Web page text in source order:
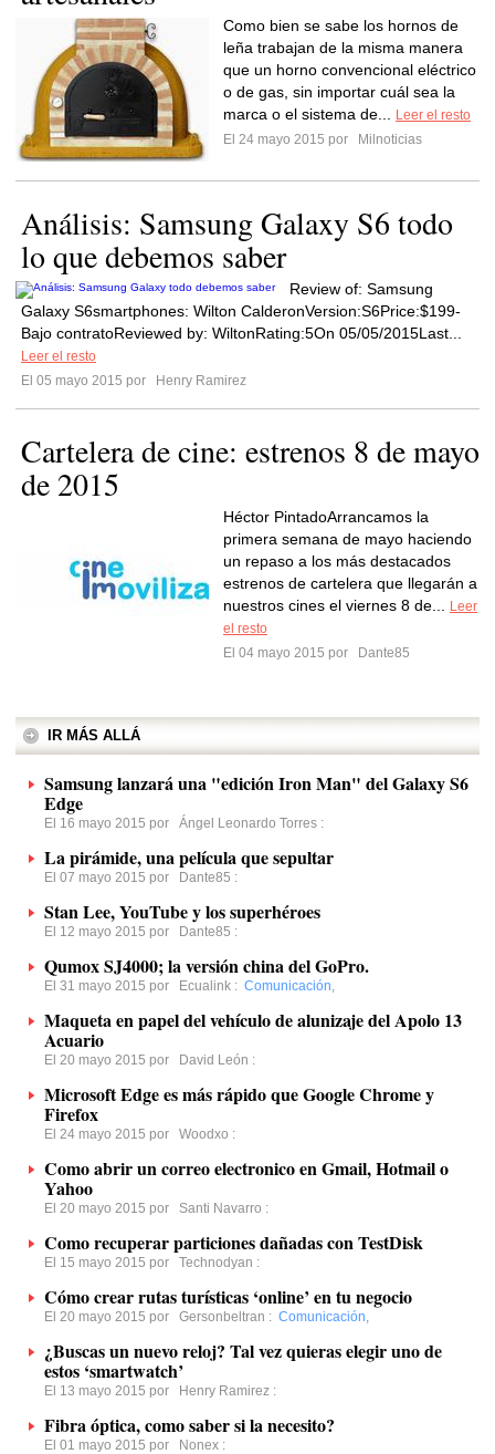
Como bien se sabe los hornos de
leña trabajan de la misma manera
que un horno convencional eléctrico
o de gas, sin importar cuál sea la
marca o el sistema de...
Leer el resto
El 24 mayo 2015 por
Milnoticias
Análisis: Samsung Galaxy S6 todo
lo que debemos saber
Review of: Samsung
Galaxy S6smartphones: Wilton CalderonVersion:S6Price:$199-
Bajo contratoReviewed by: WiltonRating:5On 05/05/2015Last...
Leer el resto
El 05 mayo 2015 por
Henry Ramirez
Cartelera de cine: estrenos 8 de mayo
de 2015
Héctor PintadoArrancamos la
primera semana de mayo haciendo
un repaso a los más destacados
estrenos de cartelera que llegarán a
nuestros cines el viernes 8 de...
Leer
el resto
El 04 mayo 2015 por
Dante85
IR MÁS ALLÁ
Samsung lanzará una "edición Iron Man" del Galaxy S6
Edge
El 16 mayo 2015 por Ángel Leonardo Torres :
La pirámide, una película que sepultar
El 07 mayo 2015 por Dante85 :
Stan Lee, YouTube y los superhéroes
El 12 mayo 2015 por Dante85 :
Qumox SJ4000; la versión china del GoPro.
El 31 mayo 2015 por Ecualink : Comunicación,
Maqueta en papel del vehículo de alunizaje del Apolo 13
Acuario
El 20 mayo 2015 por David León :
Microsoft Edge es más rápido que Google Chrome y
Firefox
El 24 mayo 2015 por Woodxo :
Como abrir un correo electronico en Gmail, Hotmail o
Yahoo
El 20 mayo 2015 por Santi Navarro :
Como recuperar particiones dañadas con TestDisk
El 15 mayo 2015 por Technodyan :
Cómo crear rutas turísticas ‘online’ en tu negocio
El 20 mayo 2015 por Gersonbeltran : Comunicación,
¿Buscas un nuevo reloj? Tal vez quieras elegir uno de
estos ‘smartwatch’
El 13 mayo 2015 por Henry Ramirez :
Fibra óptica, como saber si la necesito?
El 01 mayo 2015 por Nonex :